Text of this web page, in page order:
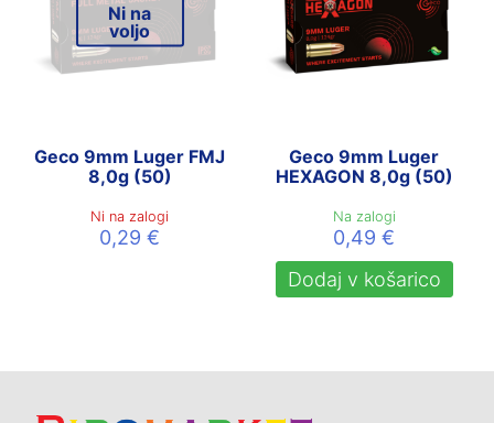
Ni na
voljo
Geco 9mm Luger FMJ
8,0g (50)
Ni na zalogi
0,29€
Geco 9mm Luger
HEXAGON 8,0g (50)
Na zalogi
0,49€
Dodaj v košarico